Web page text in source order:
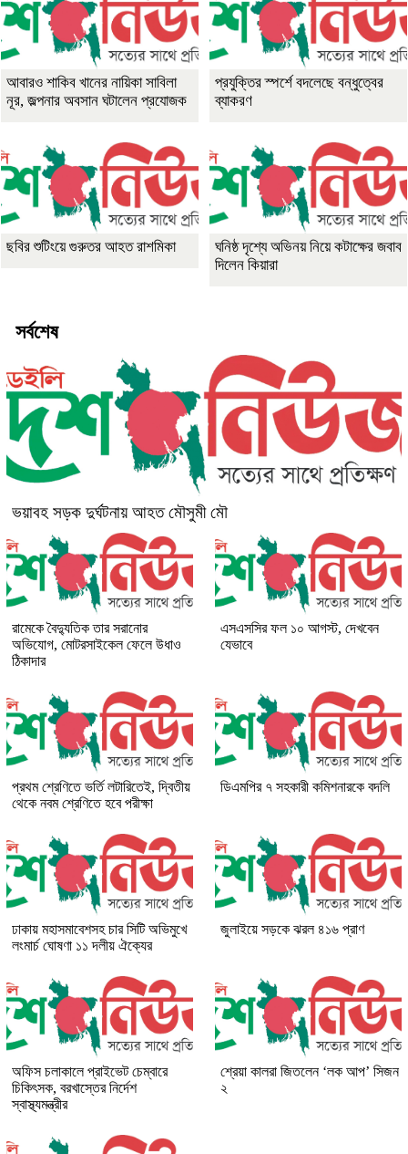
আবারও শাকিব খানের নায়িকা সাবিলা
নূর, জল্পনার অবসান ঘটালেন প্রযোজক
প্রযুক্তির স্পর্শে বদলেছে বন্ধুত্বের
ব্যাকরণ
ছবির শুটিংয়ে গুরুতর আহত রাশমিকা
ঘনিষ্ঠ দৃশ্যে অভিনয় নিয়ে কটাক্ষের জবাব
দিলেন কিয়ারা
সর্বশেষ
ভয়াবহ সড়ক দুর্ঘটনায় আহত মৌসুমী মৌ
রামেকে বৈদ্যুতিক তার সরানোর
অভিযোগ, মোটরসাইকেল ফেলে উধাও
ঠিকাদার
এসএসসির ফল ১০ আগস্ট, দেখবেন
যেভাবে
প্রথম শ্রেণিতে ভর্তি লটারিতেই, দ্বিতীয়
থেকে নবম শ্রেণিতে হবে পরীক্ষা
ডিএমপির ৭ সহকারী কমিশনারকে বদলি
ঢাকায় মহাসমাবেশসহ চার সিটি অভিমুখে
লংমার্চ ঘোষণা ১১ দলীয় ঐক্যের
জুলাইয়ে সড়কে ঝরল ৪১৬ প্রাণ
অফিস চলাকালে প্রাইভেট চেম্বারে
চিকিৎসক, বরখাস্তের নির্দেশ
স্বাস্থ্যমন্ত্রীর
শ্রেয়া কালরা জিতলেন ‘লক আপ’ সিজন
২